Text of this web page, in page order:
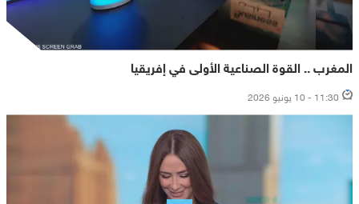
المغرب .. القوة الصناعية الأولى في إفريقيا
11:30 - 10 يونيو 2026